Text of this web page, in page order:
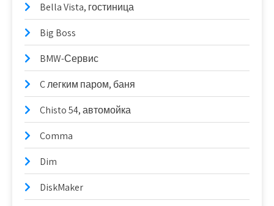
Bella Vista, гостиница
Big Boss
BMW-Сервис
C легким паром, баня
Chisto 54, автомойка
Comma
Dim
DiskMaker